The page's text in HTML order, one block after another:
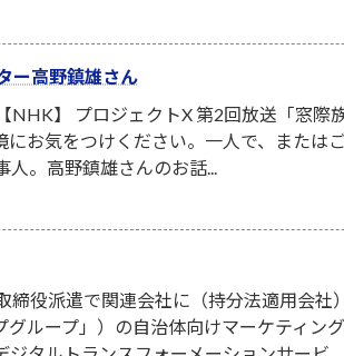
ー高野鎮雄さん
】 プロジェクトX 第2回放送「窓際
にお気をつけください。一人で、または
。高野鎮雄さんのお話...
締役派遣で関連会社に（持分法適用会
グループ」）の自治体向けマーケティン